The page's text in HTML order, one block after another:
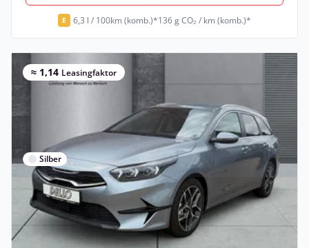
E 6,3 l / 100km (komb.)*136 g CO₂ / km (komb.)*
≈ 1,14 Leasingfaktor
Silber
Privat
Kia Ceed_sw 1.5T 48V DCT Ultimate
Edition Style-Pake